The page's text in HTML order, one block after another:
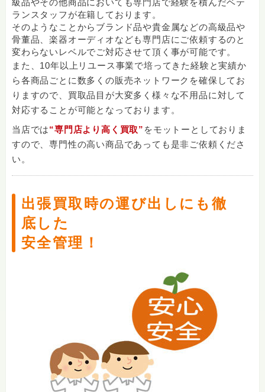
級品やその他商品においても専門店で経験を積んだベテ
ランスタッフが在籍しております。
そのようなことからブランド品や貴金属などの高級品や
骨董品、楽器オーディオなども専門店にご依頼するのと
変わらないレベルでご対応させて頂く事が可能です。
また、10年以上リユース事業で培ってきた経験と実績か
ら各商品ごとに数多くの販売ネットワークを確保してお
りますので、買取品目が大変多く様々な不用品に対して
対応することが可能となっております。
当店では“専門店より高く買取” をモットーとしておりま
すので、専門性の高い商品であっても是非ご依頼くださ
い。
出張買取時の運び出しにも徹
底した
安全管理！